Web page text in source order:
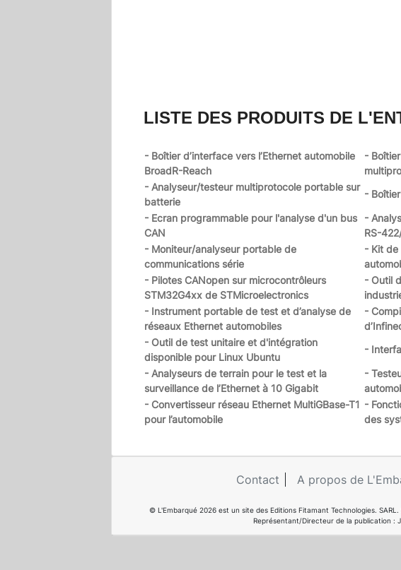
LISTE DES PRODUITS DE
- Boîtier d’interface vers l’Ethernet automobile
BroadR-Reach
-
- Analyseur/testeur multiprotocole portable sur
batterie
-
- Ecran programmable pour l'analyse d'un bus
CAN
-
RS-
- Moniteur/analyseur portable de
communications série
- Kit de
- Pilotes CANopen sur microcontrôleurs
STM32G4xx de STMicroelectronics
- Outil
- Instrument portable de test et d’analyse de
réseaux Ethernet automobiles
-
- Outil de test unitaire et d'intégration
disponible pour Linux Ubuntu
-
- Analyseurs de terrain pour le test et la
surveillance de l’Ethernet à 10 Gigabit
-
- Convertisseur réseau Ethernet MultiGBase-T1
pour l’automobile
-
des
Contact A propos de
© L'Embarqué 2026 est un site des Editions Fitamant Technologies.
Représentant/Directeur de la publication :